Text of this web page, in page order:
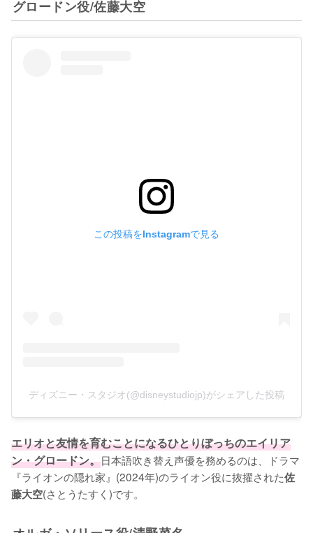
グロードン役/佐藤大空
この投稿をInstagramで見る
ディズニー・スタジオ(@disneystudiojp)がシェアした投稿
エリオと友情を育むことになるひとりぼっちのエイリア
ン・グロードン。日本語吹き替え声優を務めるのは、ドラマ
『ライオンの隠れ家』(2024年)のライオン役に抜擢された佐
藤大空(さとうたすく)です。